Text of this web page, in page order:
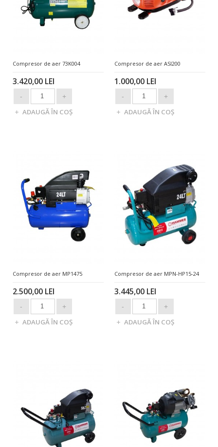
Compresor de aer 73K004
3.420,00 LEI
Compresor de aer ASI200
1.000,00 LEI
Compresor de aer MP1475
2.500,00 LEI
Compresor de aer MPN-HP15-24
3.445,00 LEI